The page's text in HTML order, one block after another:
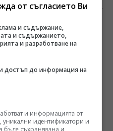
28 държави за 2021 г
влошено още повече
– правителство,
Еделман
ера на банкрут
/76%/ разчитат на
от съгласието Ви
и съдържание,
и съдържанието,
и разработване на
достъп до информация на
и информацията от
уникални идентификатори и
бъде съхранявана и